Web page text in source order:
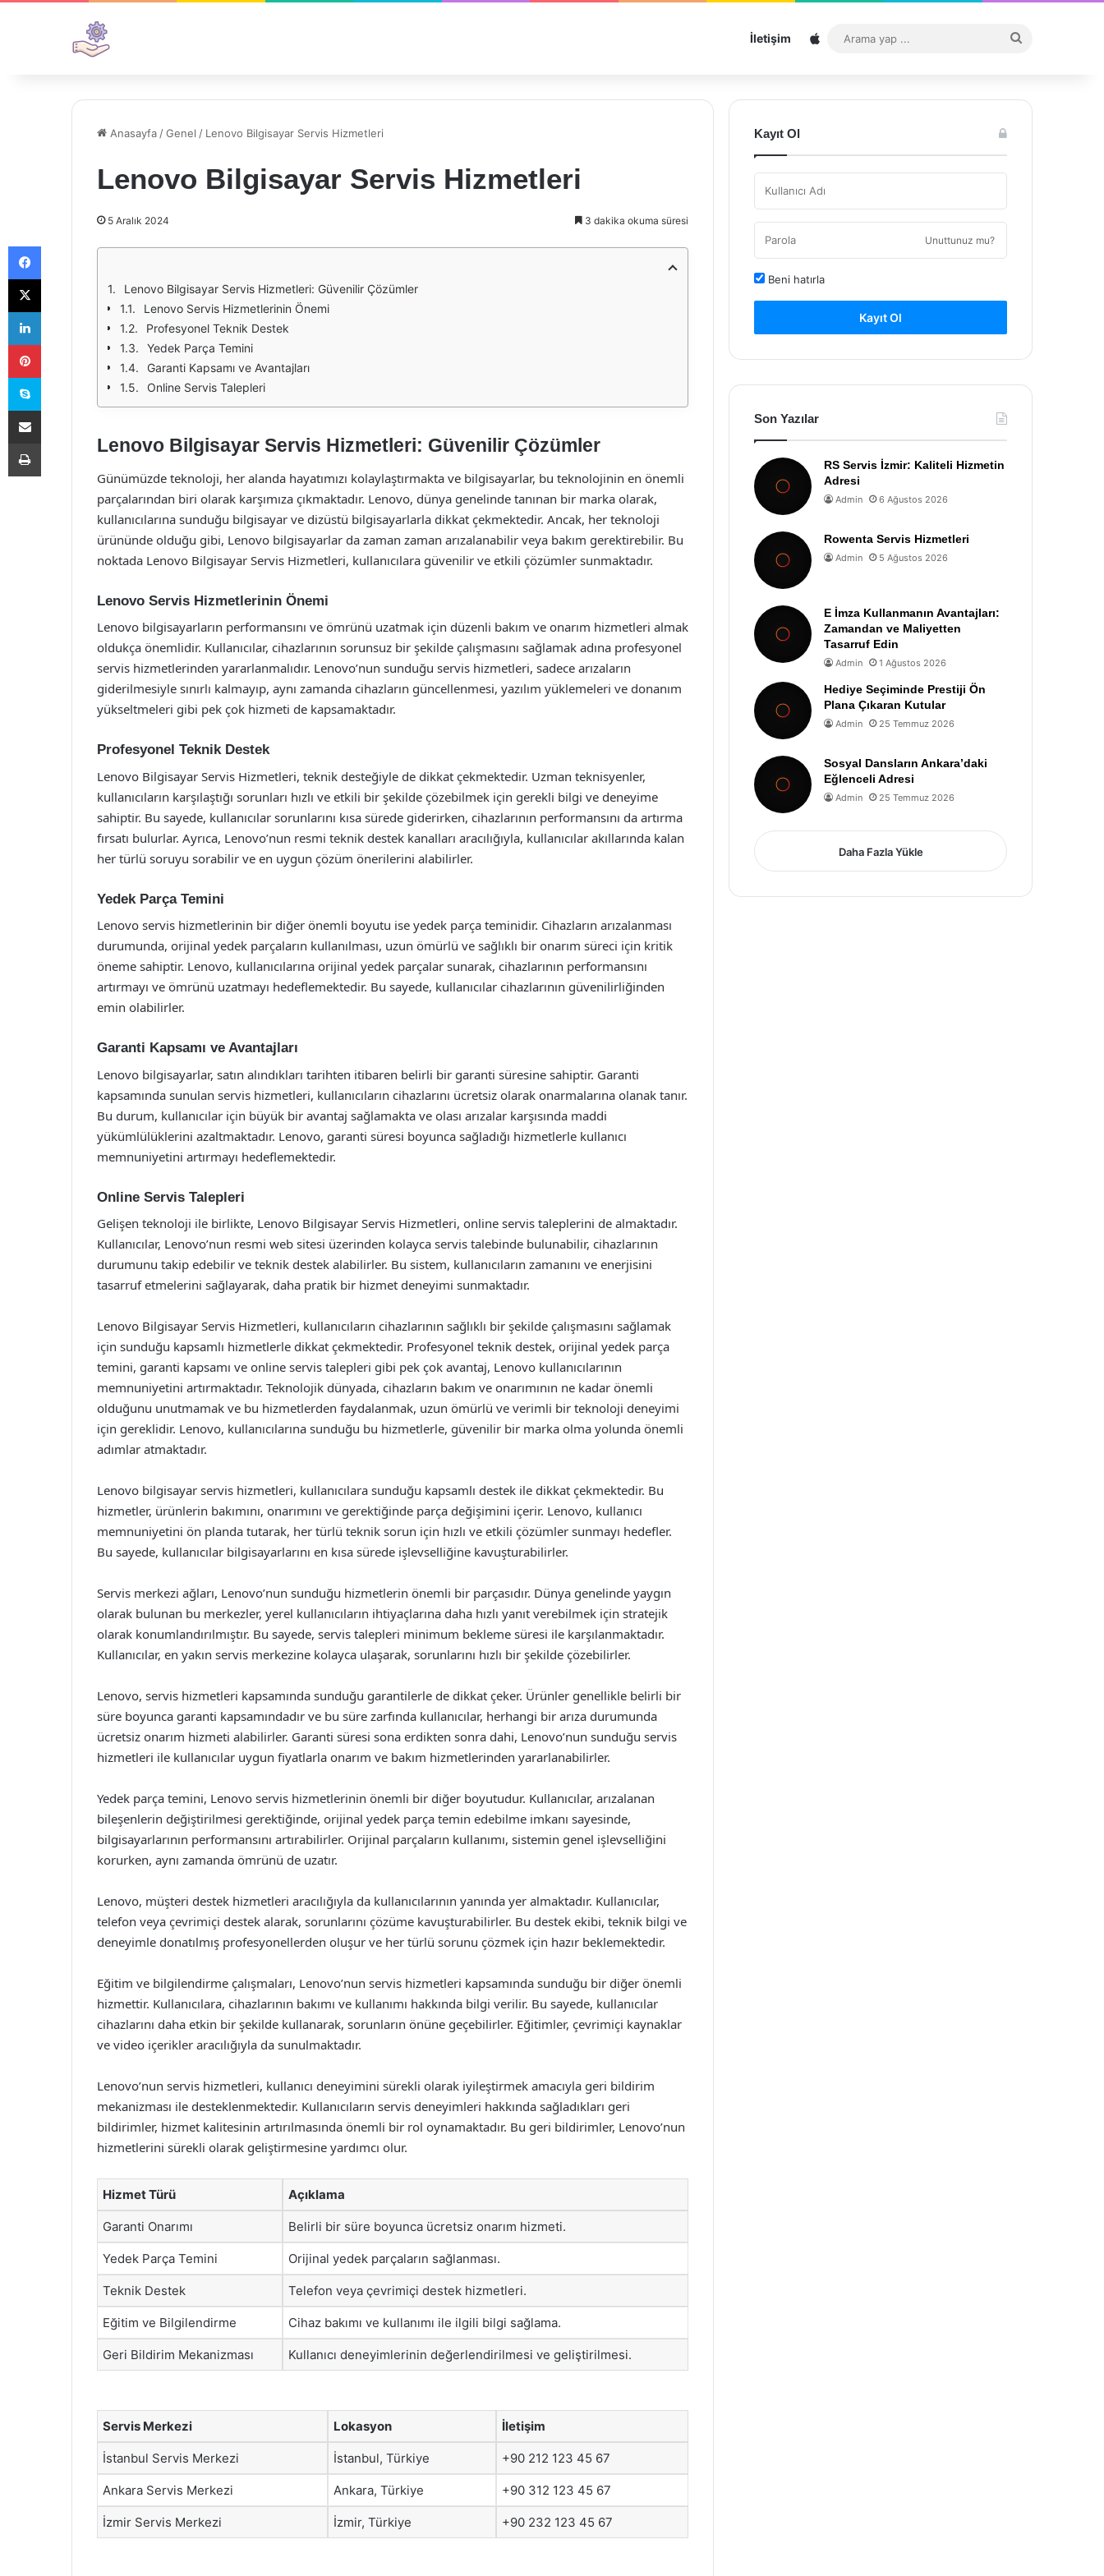
İletişim Sitemap
...
Anasayfa /Genel / Lenovo Bilgisayar Servis Hizmetleri
Lenovo Bilgisayar Servis Hizmetleri
5 Aralık 2024 3 dakika okuma süresi
Lenovo Bilgisayar Servis Hizmetleri: Güvenilir Çözümler
Lenovo Servis Hizmetlerinin Önemi
Profesyonel Teknik Destek
Yedek Parça Temini
Garanti Kapsamı ve Avantajları
Online Servis Talepleri
Lenovo Bilgisayar Servis Hizmetleri: Güvenilir Çözümler
Günümüzde teknoloji, her alanda hayatımızı kolaylaştırmakta ve bilgisayarlar, bu teknolojinin en önemli
parçalarından biri olarak karşımıza çıkmaktadır. Lenovo, dünya genelinde tanınan bir marka olarak,
kullanıcılarına sunduğu bilgisayar ve dizüstü bilgisayarlarla dikkat çekmektedir. Ancak, her teknoloji
ürününde olduğu gibi, Lenovo bilgisayarlar da zaman zaman arızalanabilir veya bakım gerektirebilir. Bu
noktada Lenovo Bilgisayar Servis Hizmetleri, kullanıcılara güvenilir ve etkili çözümler sunmaktadır.
Lenovo Servis Hizmetlerinin Önemi
Lenovo bilgisayarların performansını ve ömrünü uzatmak için düzenli bakım ve onarım hizmetleri almak
oldukça önemlidir. Kullanıcılar, cihazlarının sorunsuz bir şekilde çalışmasını sağlamak adına profesyonel
servis hizmetlerinden yararlanmalıdır. Lenovo’nun sunduğu servis hizmetleri, sadece arızaların
giderilmesiyle sınırlı kalmayıp, aynı zamanda cihazların güncellenmesi, yazılım yüklemeleri ve donanım
yükseltmeleri gibi pek çok hizmeti de kapsamaktadır.
Profesyonel Teknik Destek
Lenovo Bilgisayar Servis Hizmetleri, teknik desteğiyle de dikkat çekmektedir. Uzman teknisyenler,
kullanıcıların karşılaştığı sorunları hızlı ve etkili bir şekilde çözebilmek için gerekli bilgi ve deneyime
sahiptir. Bu sayede, kullanıcılar sorunlarını kısa sürede giderirken, cihazlarının performansını da artırma
fırsatı bulurlar. Ayrıca, Lenovo’nun resmi teknik destek kanalları aracılığıyla, kullanıcılar akıllarında kalan
her türlü soruyu sorabilir ve en uygun çözüm önerilerini alabilirler.
Yedek Parça Temini
Lenovo servis hizmetlerinin bir diğer önemli boyutu ise yedek parça teminidir. Cihazların arızalanması
durumunda, orijinal yedek parçaların kullanılması, uzun ömürlü ve sağlıklı bir onarım süreci için kritik
öneme sahiptir. Lenovo, kullanıcılarına orijinal yedek parçalar sunarak, cihazlarının performansını
artırmayı ve ömrünü uzatmayı hedeflemektedir. Bu sayede, kullanıcılar cihazlarının güvenilirliğinden
emin olabilirler.
Garanti Kapsamı ve Avantajları
Lenovo bilgisayarlar, satın alındıkları tarihten itibaren belirli bir garanti süresine sahiptir. Garanti
kapsamında sunulan servis hizmetleri, kullanıcıların cihazlarını ücretsiz olarak onarmalarına olanak tanır.
Bu durum, kullanıcılar için büyük bir avantaj sağlamakta ve olası arızalar karşısında maddi
yükümlülüklerini azaltmaktadır. Lenovo, garanti süresi boyunca sağladığı hizmetlerle kullanıcı
memnuniyetini artırmayı hedeflemektedir.
Online Servis Talepleri
Gelişen teknoloji ile birlikte, Lenovo Bilgisayar Servis Hizmetleri, online servis taleplerini de almaktadır.
Kullanıcılar, Lenovo’nun resmi web sitesi üzerinden kolayca servis talebinde bulunabilir, cihazlarının
durumunu takip edebilir ve teknik destek alabilirler. Bu sistem, kullanıcıların zamanını ve enerjisini
tasarruf etmelerini sağlayarak, daha pratik bir hizmet deneyimi sunmaktadır.
Lenovo Bilgisayar Servis Hizmetleri, kullanıcıların cihazlarının sağlıklı bir şekilde çalışmasını sağlamak
için sunduğu kapsamlı hizmetlerle dikkat çekmektedir. Profesyonel teknik destek, orijinal yedek parça
temini, garanti kapsamı ve online servis talepleri gibi pek çok avantaj, Lenovo kullanıcılarının
memnuniyetini artırmaktadır. Teknolojik dünyada, cihazların bakım ve onarımının ne kadar önemli
olduğunu unutmamak ve bu hizmetlerden faydalanmak, uzun ömürlü ve verimli bir teknoloji deneyimi
için gereklidir. Lenovo, kullanıcılarına sunduğu bu hizmetlerle, güvenilir bir marka olma yolunda önemli
adımlar atmaktadır.
Lenovo bilgisayar servis hizmetleri, kullanıcılara sunduğu kapsamlı destek ile dikkat çekmektedir. Bu
hizmetler, ürünlerin bakımını, onarımını ve gerektiğinde parça değişimini içerir. Lenovo, kullanıcı
memnuniyetini ön planda tutarak, her türlü teknik sorun için hızlı ve etkili çözümler sunmayı hedefler.
Bu sayede, kullanıcılar bilgisayarlarını en kısa sürede işlevselliğine kavuşturabilirler.
Servis merkezi ağları, Lenovo’nun sunduğu hizmetlerin önemli bir parçasıdır. Dünya genelinde yaygın
olarak bulunan bu merkezler, yerel kullanıcıların ihtiyaçlarına daha hızlı yanıt verebilmek için stratejik
olarak konumlandırılmıştır. Bu sayede, servis talepleri minimum bekleme süresi ile karşılanmaktadır.
Kullanıcılar, en yakın servis merkezine kolayca ulaşarak, sorunlarını hızlı bir şekilde çözebilirler.
Lenovo, servis hizmetleri kapsamında sunduğu garantilerle de dikkat çeker. Ürünler genellikle belirli bir
süre boyunca garanti kapsamındadır ve bu süre zarfında kullanıcılar, herhangi bir arıza durumunda
ücretsiz onarım hizmeti alabilirler. Garanti süresi sona erdikten sonra dahi, Lenovo’nun sunduğu servis
hizmetleri ile kullanıcılar uygun fiyatlarla onarım ve bakım hizmetlerinden yararlanabilirler.
Yedek parça temini, Lenovo servis hizmetlerinin önemli bir diğer boyutudur. Kullanıcılar, arızalanan
bileşenlerin değiştirilmesi gerektiğinde, orijinal yedek parça temin edebilme imkanı sayesinde,
bilgisayarlarının performansını artırabilirler. Orijinal parçaların kullanımı, sistemin genel işlevselliğini
korurken, aynı zamanda ömrünü de uzatır.
Lenovo, müşteri destek hizmetleri aracılığıyla da kullanıcılarının yanında yer almaktadır. Kullanıcılar,
telefon veya çevrimiçi destek alarak, sorunlarını çözüme kavuşturabilirler. Bu destek ekibi, teknik bilgi ve
deneyimle donatılmış profesyonellerden oluşur ve her türlü sorunu çözmek için hazır beklemektedir.
Eğitim ve bilgilendirme çalışmaları, Lenovo’nun servis hizmetleri kapsamında sunduğu bir diğer önemli
hizmettir. Kullanıcılara, cihazlarının bakımı ve kullanımı hakkında bilgi verilir. Bu sayede, kullanıcılar
cihazlarını daha etkin bir şekilde kullanarak, sorunların önüne geçebilirler. Eğitimler, çevrimiçi kaynaklar
ve video içerikler aracılığıyla da sunulmaktadır.
Lenovo’nun servis hizmetleri, kullanıcı deneyimini sürekli olarak iyileştirmek amacıyla geri bildirim
mekanizması ile desteklenmektedir. Kullanıcıların servis deneyimleri hakkında sağladıkları geri
bildirimler, hizmet kalitesinin artırılmasında önemli bir rol oynamaktadır. Bu geri bildirimler, Lenovo’nun
hizmetlerini sürekli olarak geliştirmesine yardımcı olur.
Hizmet Türü Açıklama
Garanti Onarımı Belirli bir süre boyunca ücretsiz onarım hizmeti.
Yedek Parça Temini Orijinal yedek parçaların sağlanması.
Teknik Destek Telefon veya çevrimiçi destek hizmetleri.
Eğitim ve Bilgilendirme Cihaz bakımı ve kullanımı ile ilgili bilgi sağlama.
Geri Bildirim Mekanizması Kullanıcı deneyimlerinin değerlendirilmesi ve geliştirilmesi.
Servis Merkezi Lokasyon İletişim
İstanbul Servis Merkezi İstanbul, Türkiye +90 212 123 45 67
Ankara Servis Merkezi Ankara, Türkiye +90 312 123 45 67
İzmir Servis Merkezi İzmir, Türkiye +90 232 123 45 67
Kayıt Ol
Unuttunuz mu?
Beni hatırla
Kayıt Ol
Son Yazılar
RS Servis İzmir: Kaliteli Hizmetin
Adresi
Admin 6 Ağustos 2026
Rowenta Servis Hizmetleri
Admin 5 Ağustos 2026
E İmza Kullanmanın Avantajları:
Zamandan ve Maliyetten
Tasarruf Edin
Admin 1 Ağustos 2026
Hediye Seçiminde Prestiji Ön
Plana Çıkaran Kutular
Admin 25 Temmuz 2026
Sosyal Dansların Ankara’daki
Eğlenceli Adresi
Admin 25 Temmuz 2026
Daha Fazla Yükle
Facebook
X
LinkedIn
Pinterest
Skype
E-Posta ile paylaş